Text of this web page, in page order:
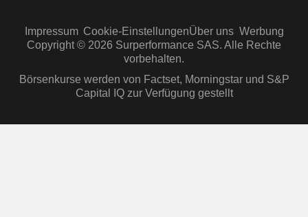
Impressum Cookie-EinstellungenÜber uns Werbung
Copyright © 2026 Surperformance SAS. Alle Rechte
vorbehalten.
Börsenkurse werden von Factset, Morningstar und S&P
Capital IQ zur Verfügung gestellt